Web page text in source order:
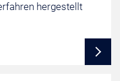
hergestellt